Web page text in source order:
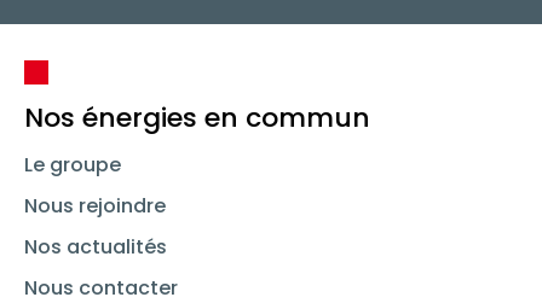
Nos énergies en commun
Le groupe
Nous rejoindre
Nos actualités
Nous contacter